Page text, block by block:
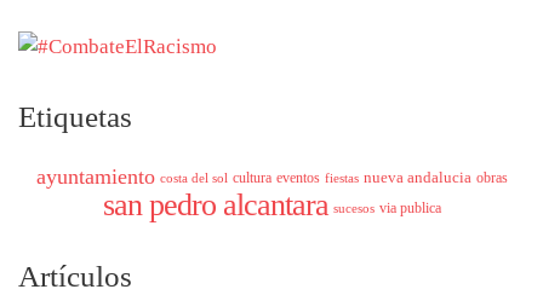
Etiquetas
ayuntamiento costa del sol cultura eventos fiestas nueva andalucia obras
san pedro alcantara sucesos via publica
Artículos